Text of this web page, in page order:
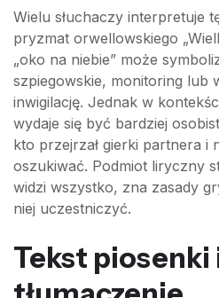
Wielu słuchaczy interpretuje
pryzmat orwellowskiego
„oko na niebie” może
szpiegowskie, monitoring lub
inwigilację. Jednak w
wydaje się być bardziej
kto przejrzał gierki partnera i
oszukiwać. Podmiot liryczny
widzi wszystko, zna zasady
niej uczestniczyć.
Tekst piosenki